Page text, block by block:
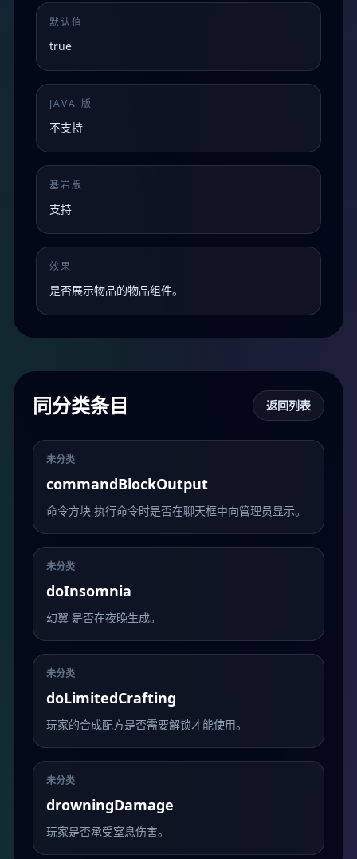
默认值
true
JAVA 版
不支持
基岩版
支持
效果
是否展示物品的物品组件。
同分类条目 返回列表
未分类
commandBlockOutput
命令方块 执行命令时是否在聊天框中向管理员显示。
未分类
doInsomnia
幻翼 是否在夜晚生成。
未分类
doLimitedCrafting
玩家的合成配方是否需要解锁才能使用。
未分类
drowningDamage
玩家是否承受窒息伤害。